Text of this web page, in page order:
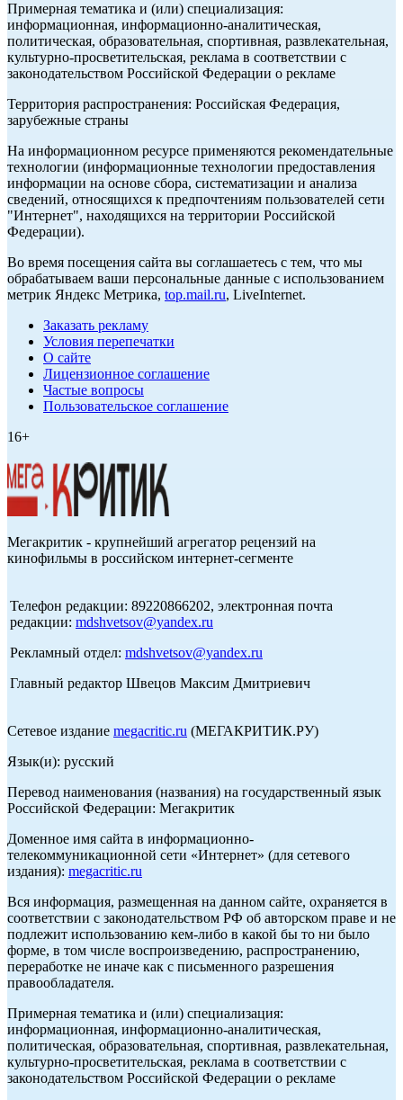
Примерная тематика и (или) специализация:
информационная, информационно-аналитическая,
политическая, образовательная, спортивная, развлекательная,
культурно-просветительская, реклама в соответствии с
законодательством Российской Федерации о рекламе
Территория распространения: Российская Федерация,
зарубежные страны
На информационном ресурсе применяются рекомендательные
технологии (информационные технологии предоставления
информации на основе сбора, систематизации и анализа
сведений, относящихся к предпочтениям пользователей сети
"Интернет", находящихся на территории Российской
Федерации).
Во время посещения сайта вы соглашаетесь с тем, что мы
обрабатываем ваши персональные данные с использованием
метрик Яндекс Метрика, top.mail.ru, LiveInternet.
Заказать рекламу
Условия перепечатки
О сайте
Лицензионное соглашение
Частые вопросы
Пользовательское соглашение
16+
Мегакритик - крупнейший агрегатор рецензий на
кинофильмы в российском интернет-сегменте
Телефон редакции: 89220866202, электронная почта
редакции: mdshvetsov@yandex.ru
Рекламный отдел: mdshvetsov@yandex.ru
Главный редактор Швецов Максим Дмитриевич
Сетевое издание megacritic.ru (МЕГАКРИТИК.РУ)
Язык(и): русский
Перевод наименования (названия) на государственный язык
Российской Федерации: Мегакритик
Доменное имя сайта в информационно-
телекоммуникационной сети «Интернет» (для сетевого
издания): megacritic.ru
Вся информация, размещенная на данном сайте, охраняется в
соответствии с законодательством РФ об авторском праве и не
подлежит использованию кем-либо в какой бы то ни было
форме, в том числе воспроизведению, распространению,
переработке не иначе как с письменного разрешения
правообладателя.
Примерная тематика и (или) специализация:
информационная, информационно-аналитическая,
политическая, образовательная, спортивная, развлекательная,
культурно-просветительская, реклама в соответствии с
законодательством Российской Федерации о рекламе